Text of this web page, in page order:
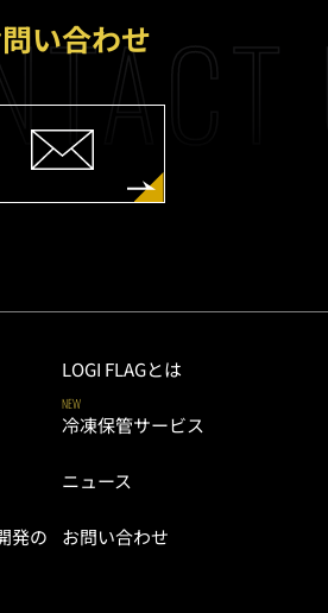
い合わせ
LOGI FLAGとは
NEW
冷凍保管サービス
ニュース
発の
お問い合わせ